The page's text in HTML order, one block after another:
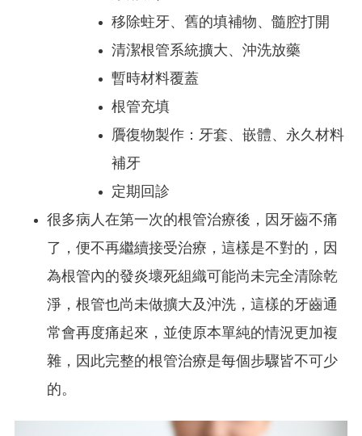
移除蛀牙、舊的填補物、髓腔打開
清潔根管系統擴大、沖洗放藥
暫時材料覆蓋
根管充填
贗復物製作：牙套、嵌體、永久材料
補牙
定期回診
很多病人在第一次的根管治療後，因牙齒不痛
了，便不再繼續接受治療，這樣是不對的，因
為根管內的發炎壞死組織可能尚未完全清除乾
淨，根管也尚未做擴大及沖洗，這樣的牙齒通
常會再度痛起來，並使原本單純的情況更加複
雜，因此完整的根管治療是每個步驟皆不可少
的。